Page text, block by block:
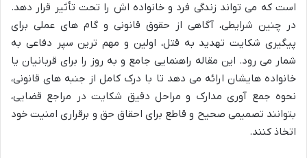
است که می تواند زندگی فرد و خانواده اش را تحت تأثیر قرار دهد.
در چنین شرایطی، آگاهی از حقوق قانونی و گام های عملی برای
پیگیری شکایت تهدید به قتل، اولین و مهم ترین سپر دفاعی به
شمار می رود. این مقاله راهنمایی جامع و به روز را برای قربانیان یا
خانواده هایشان ارائه می دهد تا با درک کامل از جنبه های قانونی،
نحوه جمع آوری مدارک و مراحل دقیق شکایت در مراجع قضایی،
بتوانند تصمیمی صحیح و قاطع برای احقاق حق و برقراری امنیت خود
اتخاذ کنند.